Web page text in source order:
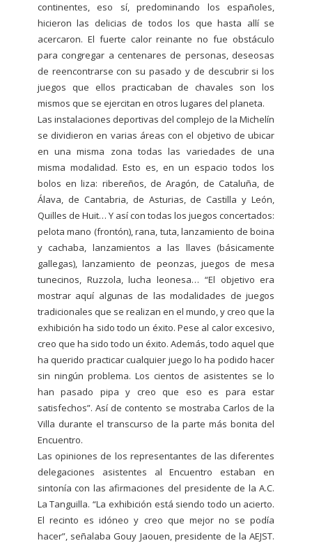
continentes, eso sí, predominando los españoles,
hicieron las delicias de todos los que hasta allí se
acercaron. El fuerte calor reinante no fue obstáculo
para congregar a centenares de personas, deseosas
de reencontrarse con su pasado y de descubrir si los
juegos que ellos practicaban de chavales son los
mismos que se ejercitan en otros lugares del planeta.
Las instalaciones deportivas del complejo de la Michelín
se dividieron en varias áreas con el objetivo de ubicar
en una misma zona todas las variedades de una
misma modalidad. Esto es, en un espacio todos los
bolos en liza: ribereños, de Aragón, de Cataluña, de
Álava, de Cantabria, de Asturias, de Castilla y León,
Quilles de Huit… Y así con todas los juegos concertados:
pelota mano (frontón), rana, tuta, lanzamiento de boina
y cachaba, lanzamientos a las llaves (básicamente
gallegas), lanzamiento de peonzas, juegos de mesa
tunecinos, Ruzzola, lucha leonesa… “El objetivo era
mostrar aquí algunas de las modalidades de juegos
tradicionales que se realizan en el mundo, y creo que la
exhibición ha sido todo un éxito. Pese al calor excesivo,
creo que ha sido todo un éxito. Además, todo aquel que
ha querido practicar cualquier juego lo ha podido hacer
sin ningún problema. Los cientos de asistentes se lo
han pasado pipa y creo que eso es para estar
satisfechos”. Así de contento se mostraba Carlos de la
Villa durante el transcurso de la parte más bonita del
Encuentro.
Las opiniones de los representantes de las diferentes
delegaciones asistentes al Encuentro estaban en
sintonía con las afirmaciones del presidente de la A.C.
La Tanguilla. “La exhibición está siendo todo un acierto.
El recinto es idóneo y creo que mejor no se podía
hacer”, señalaba Gouy Jaouen, presidente de la AEJST.